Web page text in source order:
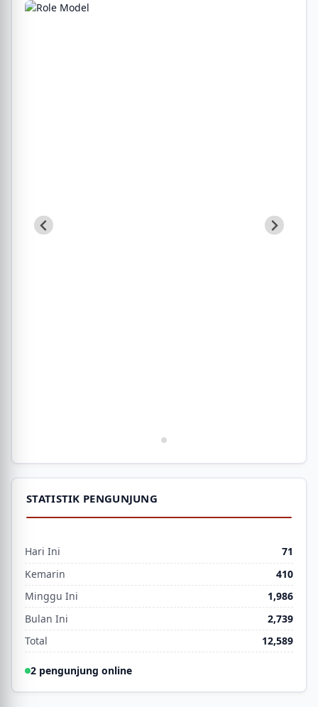
STATISTIK PENGUNJUNG
Hari Ini
71
Kemarin
410
Minggu Ini
1,986
Bulan Ini
2,739
Total
12,589
2 pengunjung online